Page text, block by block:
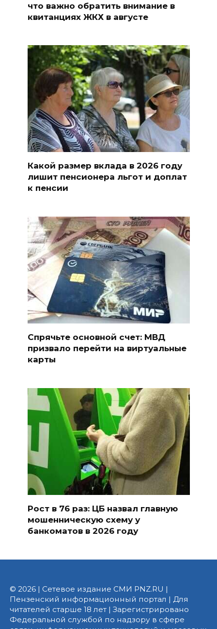
что важно обратить внимание в
квитанциях ЖКХ в августе
Какой размер вклада в 2026 году
лишит пенсионера льгот и доплат
к пенсии
Спрячьте основной счет: МВД
призвало перейти на виртуальные
карты
Рост в 76 раз: ЦБ назвал главную
мошенническую схему у
банкоматов в 2026 году
© 2026 | Сетевое издание СМИ PNZ.RU |
Пензенский информационный портал | Для
читателей старше 18 лет | Зарегистрировано
Федеральной службой по надзору в сфере